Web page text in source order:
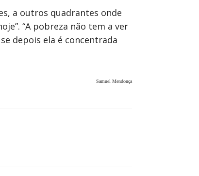
a outros quadrantes onde
“A pobreza não tem a ver
depois ela é concentrada
Samuel Mendonça